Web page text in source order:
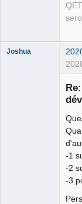
Joshua
-1
-2
-3